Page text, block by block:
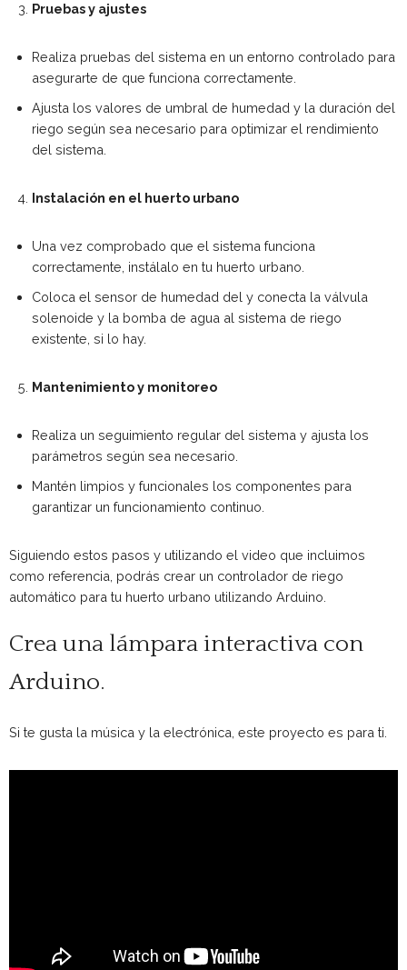
Pruebas y ajustes
Realiza pruebas del sistema en un entorno controlado para
asegurarte de que funciona correctamente.
Ajusta los valores de umbral de humedad y la duración del
riego según sea necesario para optimizar el rendimiento
del sistema.
Instalación en el huerto urbano
Una vez comprobado que el sistema funciona
correctamente, instálalo en tu huerto urbano.
Coloca el sensor de humedad del y conecta la válvula
solenoide y la bomba de agua al sistema de riego
existente, si lo hay.
Mantenimiento y monitoreo
Realiza un seguimiento regular del sistema y ajusta los
parámetros según sea necesario.
Mantén limpios y funcionales los componentes para
garantizar un funcionamiento continuo.
Siguiendo estos pasos y utilizando el video que incluimos
como referencia, podrás crear un controlador de riego
automático para tu huerto urbano utilizando Arduino.
Crea una lámpara interactiva con
Arduino.
Si te gusta la música y la electrónica, este proyecto es para ti.